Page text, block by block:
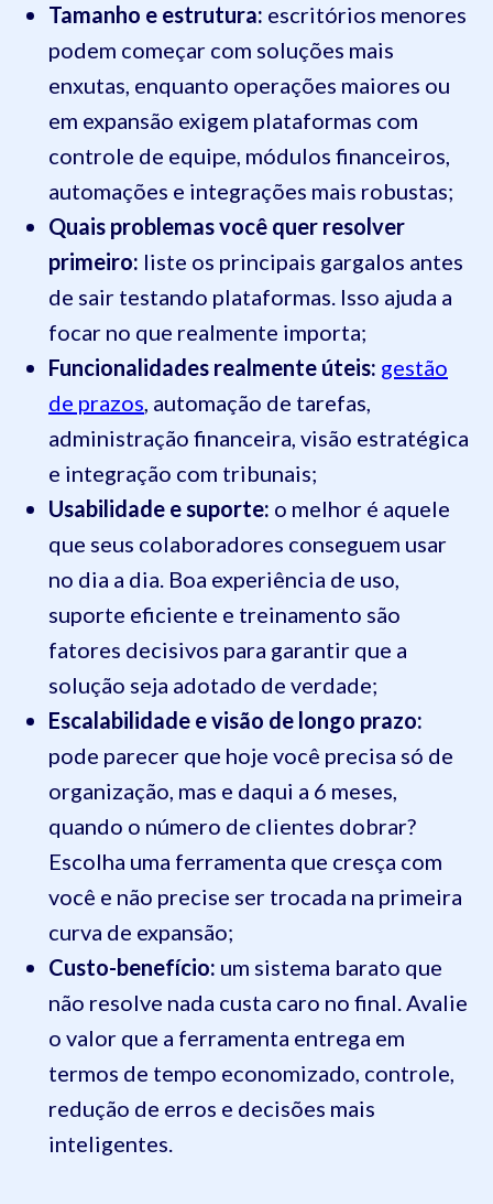
Tamanho e estrutura: escritórios menores
podem começar com soluções mais
enxutas, enquanto operações maiores ou
em expansão exigem plataformas com
controle de equipe, módulos financeiros,
automações e integrações mais robustas;
Quais problemas você quer resolver
primeiro: liste os principais gargalos antes
de sair testando plataformas. Isso ajuda a
focar no que realmente importa;
Funcionalidades realmente úteis: gestão
de prazos, automação de tarefas,
administração financeira, visão estratégica
e integração com tribunais;
Usabilidade e suporte: o melhor é aquele
que seus colaboradores conseguem usar
no dia a dia. Boa experiência de uso,
suporte eficiente e treinamento são
fatores decisivos para garantir que a
solução seja adotado de verdade;
Escalabilidade e visão de longo prazo:
pode parecer que hoje você precisa só de
organização, mas e daqui a 6 meses,
quando o número de clientes dobrar?
Escolha uma ferramenta que cresça com
você e não precise ser trocada na primeira
curva de expansão;
Custo-benefício: um sistema barato que
não resolve nada custa caro no final. Avalie
o valor que a ferramenta entrega em
termos de tempo economizado, controle,
redução de erros e decisões mais
inteligentes.